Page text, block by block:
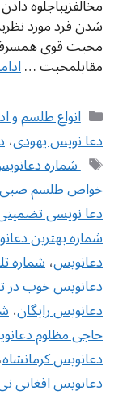
مخالفزیباجلوه
شدن فرد مورد
محبت قوی
مقابلمحبت …
دسته‌ها
انواع طلسم و
دعا نویس یهودی،
برچسب‌ها
شماره
خواص طلسم صبی
دعا نویسی
شماره بهترین
دعانویس،شماره
دعانویس خوب در
دعانویس رایگان،
حاجی مظلوم
دعانویس کرمانشاه،
دعانویس افغانی